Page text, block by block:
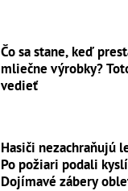
Čo sa stane, keď
mliečne výrobky?
vedieť
Hasiči nezachraňujú
Po požiari podali
Dojímavé zábery